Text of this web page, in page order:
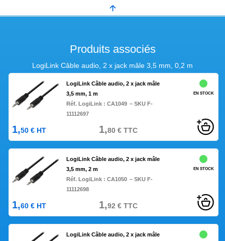
Produits associés
LogiLink Câble audio, 2 x jack mâle 3,5 mm, 0,2 m
LogiLink Câble audio, 2 x jack mâle
3,5 mm, 1 m
Réf. LogiLink : CA1049 – SKU F-
11112697
EN STOCK
1,50 € HT 1,80€TTC
LogiLink Câble audio, 2 x jack mâle
3,5 mm, 2 m
Réf. LogiLink : CA1050 – SKU F-
11112698
EN STOCK
1,60 € HT 1,92 €TTC
LogiLink Câble audio, 2 x jack mâle